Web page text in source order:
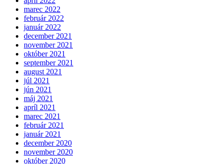
marec 2022
február 2022
január 2022
december 2021
november 2021
október 2021
september 2021
august 2021
júl 2021
jún 2021
máj 2021
apríl 2021
marec 2021
február 2021
január 2021
december 2020
november 2020
október 2020